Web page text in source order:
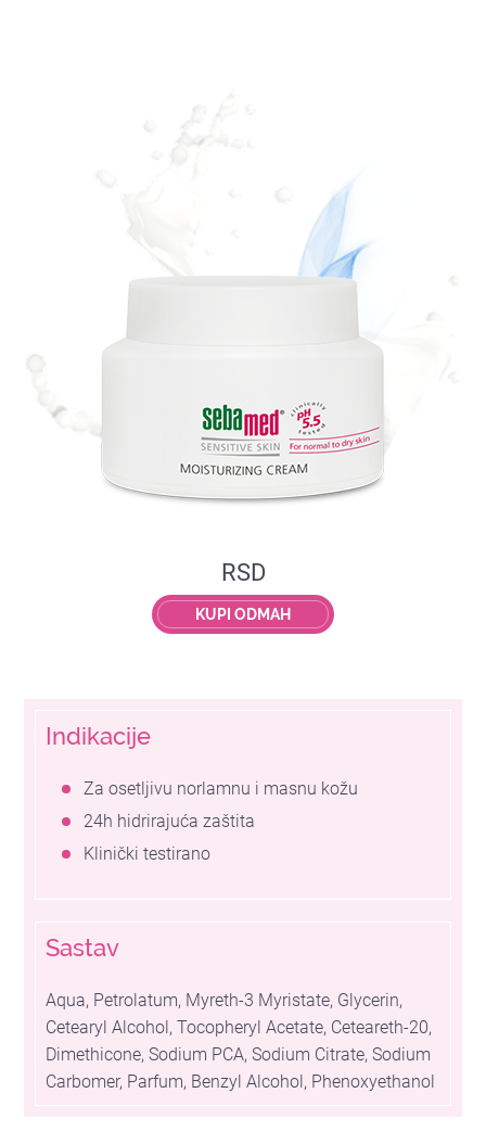
RSD
KUPI ODMAH
Indikacije
Za osetljivu norlamnu i masnu kožu
24h hidrirajuća zaštita
Klinički testirano
Sastav
Aqua, Petrolatum, Myreth-3 Myristate, Glycerin,
Cetearyl Alcohol, Tocopheryl Acetate, Ceteareth-20,
Dimethicone, Sodium PCA, Sodium Citrate, Sodium
Carbomer, Parfum, Benzyl Alcohol, Phenoxyethanol